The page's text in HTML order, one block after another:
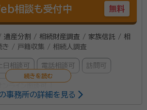
相談も受付中 無料
遺産分割 / 相続財産調査 / 家族信託 / 相
き / 戸籍収集 / 相続人調査
日相談可 電話相談可 訪問可
事務所の詳細を見る